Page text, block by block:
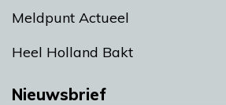
Meldpunt Actueel
Heel Holland Bakt
Nieuwsbrief